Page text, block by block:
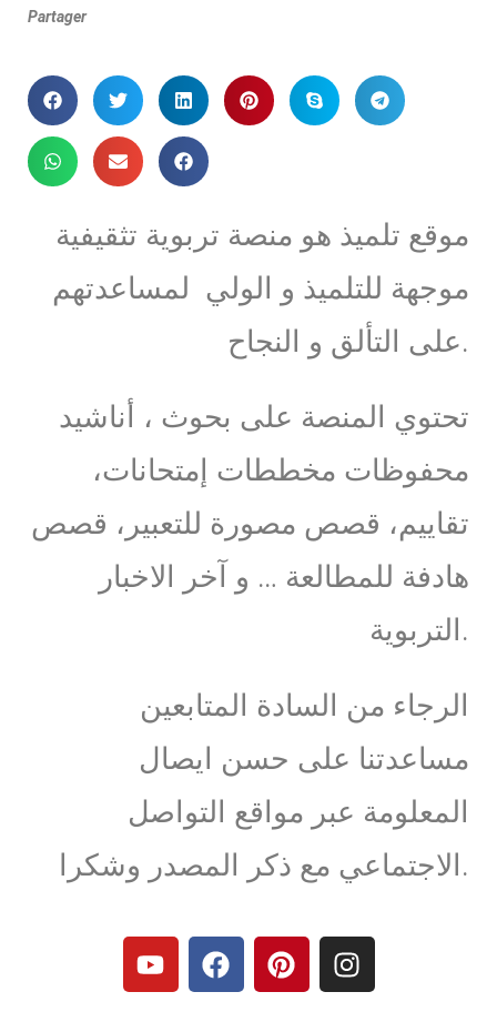
Partager
موقع تلميذ هو منصة تربوية تثقيفية
موجهة للتلميذ و الولي لمساعدتهم
على التألق و النجاح.
تحتوي المنصة على بحوث ، أناشيد
محفوظات مخططات إمتحانات،
تقاييم، قصص مصورة للتعبير، قصص
هادفة للمطالعة … و آخر الاخبار
التربوية.
الرجاء من السادة المتابعين
مساعدتنا على حسن ايصال
المعلومة عبر مواقع التواصل
الاجتماعي مع ذكر المصدر وشكرا.